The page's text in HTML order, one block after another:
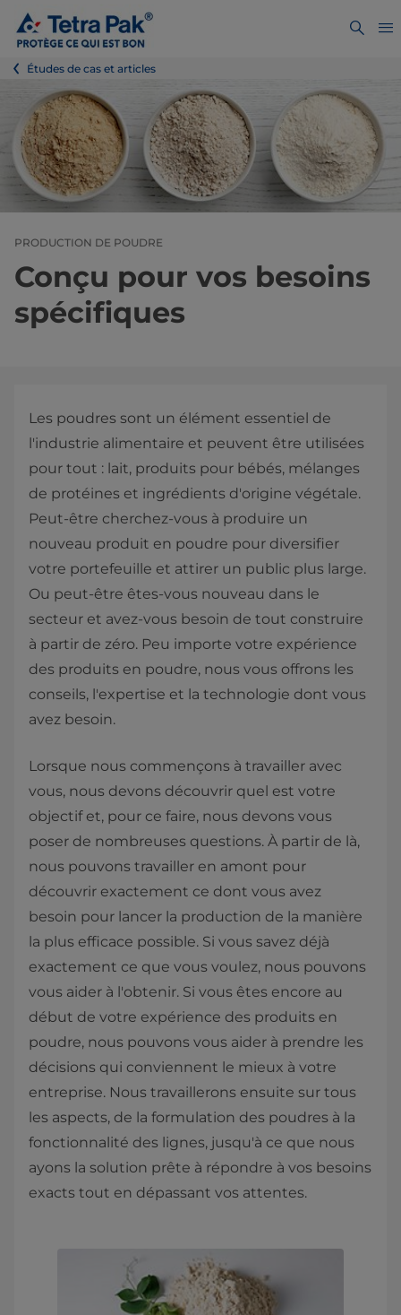
Études de cas et articles
PRODUCTION DE POUDRE
Conçu pour vos besoins
spécifiques
Les poudres sont un élément essentiel de
l'industrie alimentaire et peuvent être utilisées
pour tout : lait, produits pour bébés, mélanges
de protéines et ingrédients d'origine végétale.
Peut-être cherchez-vous à produire un
nouveau produit en poudre pour diversifier
votre portefeuille et attirer un public plus large.
Ou peut-être êtes-vous nouveau dans le
secteur et avez-vous besoin de tout construire
à partir de zéro. Peu importe votre expérience
des produits en poudre, nous vous offrons les
conseils, l'expertise et la technologie dont vous
avez besoin.
Lorsque nous commençons à travailler avec
vous, nous devons découvrir quel est votre
objectif et, pour ce faire, nous devons vous
poser de nombreuses questions. À partir de là,
nous pouvons travailler en amont pour
découvrir exactement ce dont vous avez
besoin pour lancer la production de la manière
la plus efficace possible. Si vous savez déjà
exactement ce que vous voulez, nous pouvons
vous aider à l'obtenir. Si vous êtes encore au
début de votre expérience des produits en
poudre, nous pouvons vous aider à prendre les
décisions qui conviennent le mieux à votre
entreprise. Nous travaillerons ensuite sur tous
les aspects, de la formulation des poudres à la
fonctionnalité des lignes, jusqu'à ce que nous
ayons la solution prête à répondre à vos besoins
exacts tout en dépassant vos attentes.